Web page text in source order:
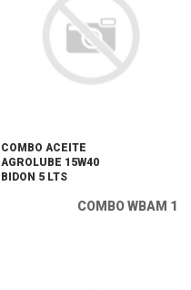
COMBO ACEITE
AGROLUBE 15W40
BIDON 5 LTS
COMBO WBAM 1